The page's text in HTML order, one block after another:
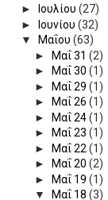
► Ιουλίου (27)
►
Ιουνίου (32)
▼
Μαΐου (63)
►
Μαΐ 31 (2)
►
Μαΐ 30 (1)
►
Μαΐ 29 (1)
►
Μαΐ 26 (1)
►
Μαΐ 24(1)
►
Μαΐ 23 (1)
►
Μαΐ 22 (1)
►
Μαΐ 20 (2)
►
Μαΐ 19 (1)
▼
Μαΐ 18 (3)